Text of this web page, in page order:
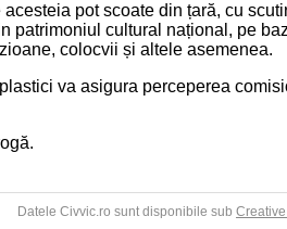
pot scoate din țară, cu
patrimoniul cultural național, pe
colocvii și altele asemenea.
va asigura perceperea
Datele Civvic.ro sunt disponibile sub